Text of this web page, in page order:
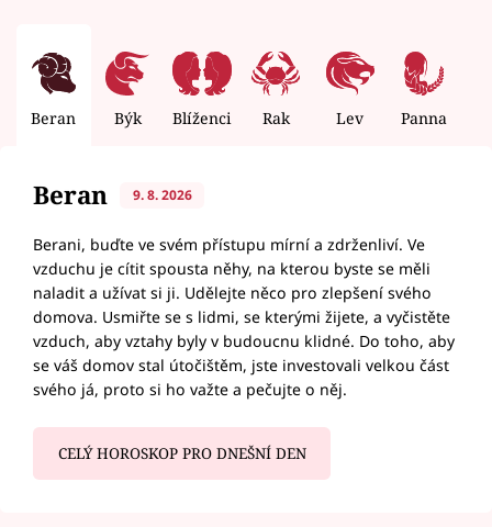
Beran Býk Blíženci Rak Lev Panna
Beran 9. 8. 2026
Berani, buďte ve svém přístupu mírní a zdrženliví. Ve
vzduchu je cítit spousta něhy, na kterou byste se měli
naladit a užívat si ji. Udělejte něco pro zlepšení svého
domova. Usmiřte se s lidmi, se kterými žijete, a vyčistěte
vzduch, aby vztahy byly v budoucnu klidné. Do toho, aby
se váš domov stal útočištěm, jste investovali velkou část
svého já, proto si ho važte a pečujte o něj.
CELÝ HOROSKOP PRO DNEŠNÍ DEN